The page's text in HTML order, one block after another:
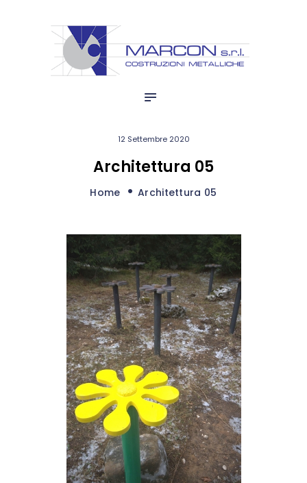
12 Settembre 2020
Architettura 05
Home Architettura 05
marcon s.r.l.
Costruzioni Metalliche
AZIENDA
BLOG